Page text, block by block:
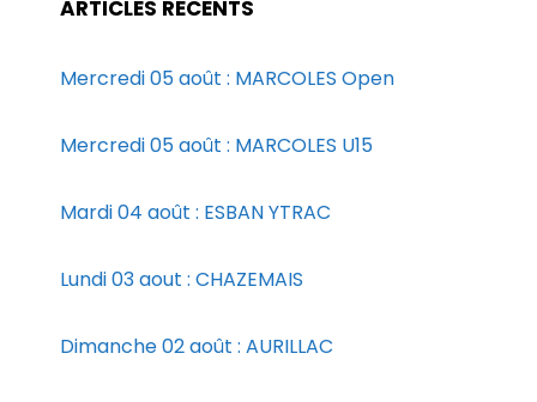
ARTICLES RÉCENTS
Mercredi 05 août : MARCOLES Open
Mercredi 05 août : MARCOLES U15
Mardi 04 août : ESBAN YTRAC
Lundi 03 aout : CHAZEMAIS
Dimanche 02 août : AURILLAC